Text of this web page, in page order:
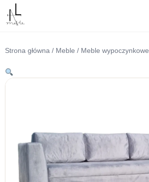
Przejdź
treści
Strona główna / Meble / Meble wypoczynkowe